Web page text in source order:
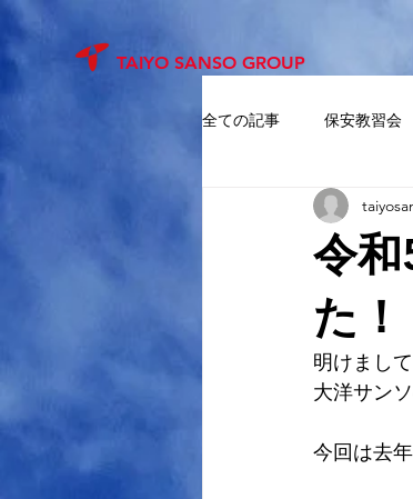
TAIYO SANSO GROUP
全ての記事 保安教習会
トータス須恵SS
令
た！
明けまし
大洋サン
今回は去